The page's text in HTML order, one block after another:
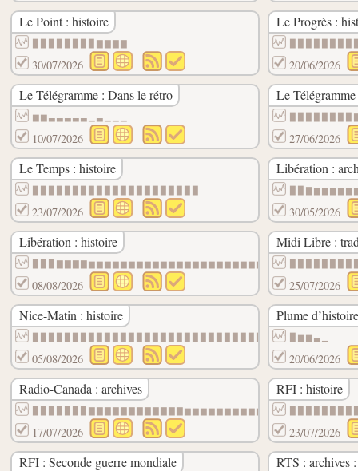
Le Point : histoire
▉▉▉▉▉▉▉▉▇▇▇▇
30/07/2026
Le Progrès :
20/06/2026
Le Télégramme : Dans le rétro
▆▆▃▃▃▃▃▁▃▁▁▁
10/07/2026
Le
27/06/2026
Le Temps : histoire
23/07/2026
Libération :
30/05/2026
Libération : histoire
08/08/2026
Midi Libre :
25/07/2026
Nice-Matin : histoire
05/08/2026
Plume d’histoire
▉▆▆▃▁
20/06/2026
Radio-Canada : archives
17/07/2026
RFI : histoire
23/07/2026
RFI : Seconde guerre mondiale RTS : archives